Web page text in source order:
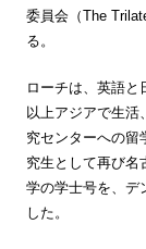
委員会（The
る。
ローチは、英語と
以上アジアで生活
究センターへの留
究生として再び名
学の学士号を、デ
した。